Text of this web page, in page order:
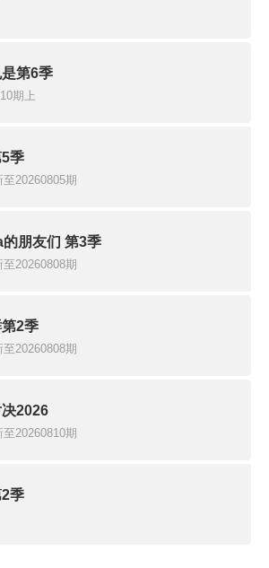
第6季
期上
季
至20260805期
的朋友们 第3季
至20260808期
2季
至20260808期
2026
至20260810期
季